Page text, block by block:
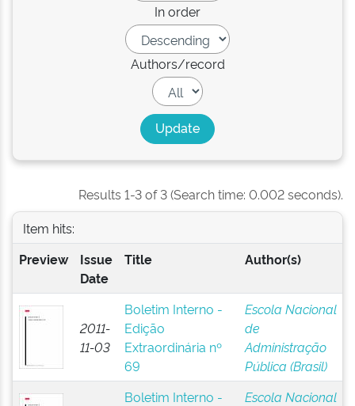
In order
Authors/record
Results 1-3 of 3 (Search time: 0.002 seconds).
Item hits:
Preview
Issue
Date
Title Author(s)
2011-
11-03
Boletim Interno -
Edição
Extraordinária nº
69
Escola Nacional
de
Administração
Pública (Brasil)
Boletim Interno -
Escola Nacional